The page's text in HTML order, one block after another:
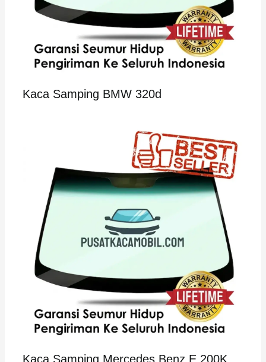
Kaca Samping BMW 320d
Kaca Samping Mercedes Benz E 200K